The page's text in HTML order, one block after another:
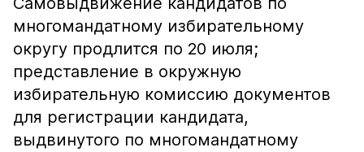
многомандатному избирательному
округу продлится по 20 июля;
представление в окружную
избирательную комиссию документов
для регистрации кандидата,
выдвинутого по многомандатному